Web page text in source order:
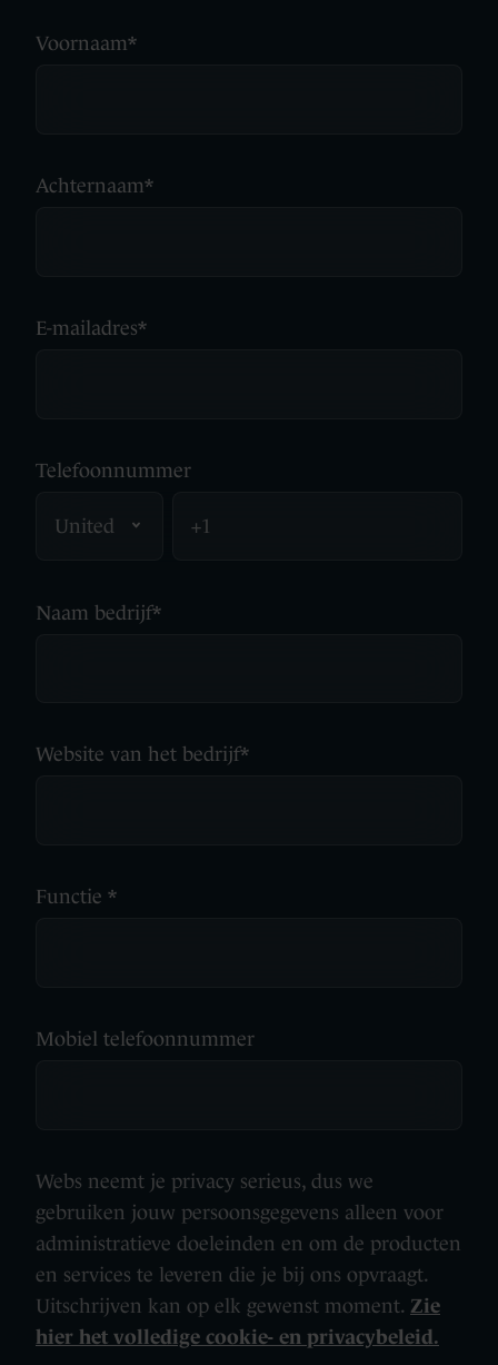
Voornaam*
Achternaam*
E-mailadres*
Telefoonnummer
Naam bedrijf*
Website van het bedrijf*
Functie *
Mobiel telefoonnummer
Webs neemt je privacy serieus, dus we
gebruiken jouw persoonsgegevens alleen voor
administratieve doeleinden en om de producten
en services te leveren die je bij ons opvraagt.
Uitschrijven kan op elk gewenst moment. Zie
hier het volledige cookie- en privacybeleid.